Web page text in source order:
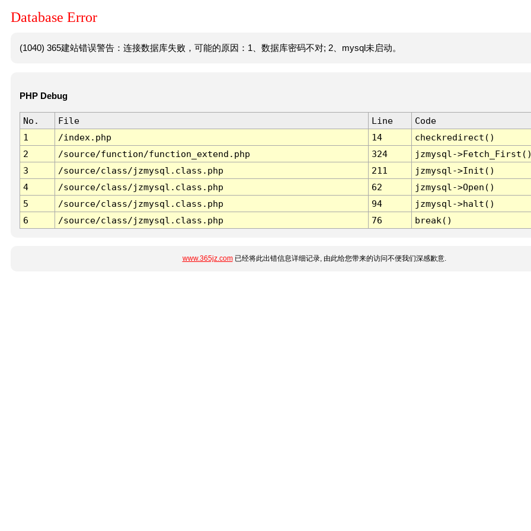
Database Error
(1040) 365建站错误警告：连接数据库失败，可能的原因：1、数据库密码不对; 2、mysql未启动。
PHP Debug
No. File Line
Code
1
/index.php 14
checkredirect()
2
/source/function/function_extend.php 324
jzmysql-
3
/source/class/jzmysql.class.php 211
jzmysql->Init()
4
/source/class/jzmysql.class.php 62
jzmysql->Open()
5
/source/class/jzmysql.class.php 94
jzmysql->halt()
6
/source/class/jzmysql.class.php 76 break()
www.365jz.com已经将此出错信息详细记录, 由此给您带来的访问不便我们深感歉意.